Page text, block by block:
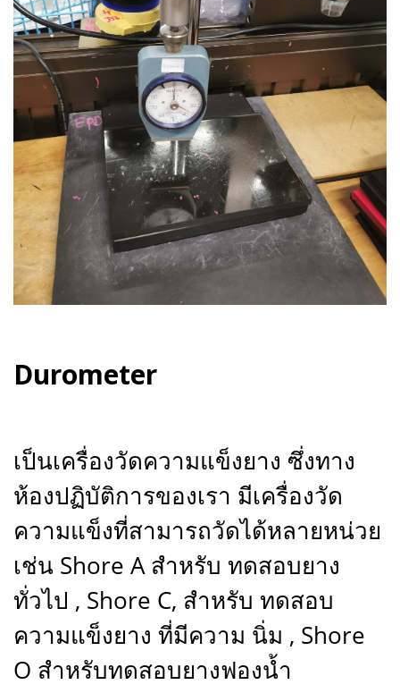
Durometer
เป็นเครื่องวัดความแข็งยาง ซึ่งทาง
ห้องปฏิบัติการของเรา มีเครื่องวัด
ความแข็งที่สามารถวัดได้หลายหน่วย
เช่น Shore A สำหรับ ทดสอบยาง
ทั่วไป , Shore C, สำหรับ ทดสอบ
ความแข็งยาง ที่มีความ นิ่ม , Shore
O สำหรับทดสอบยางฟองน้ำ